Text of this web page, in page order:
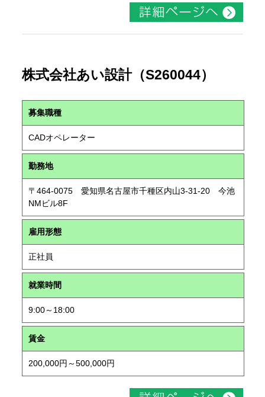
株式会社あい設計（S260044）
募集職種
CADオペレーター
勤務地
〒464-0075 愛知県名古屋市千種区内山3-31-20 今池
NMビル8F
雇用形態
正社員
就業時間
9:00～18:00
賃金
200,000円～500,000円